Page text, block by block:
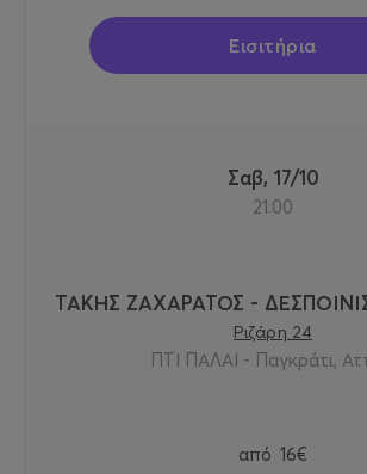
Εισιτήρια
Σαβ, 17/10
21:00
ΤΑΚΗΣ ΖΑΧΑΡΑΤΟΣ -
Ριζάρη 24
ΠΤΙ ΠΑΛΑΙ - Παγκράτι,
από 16€